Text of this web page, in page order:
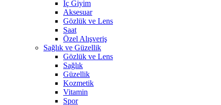
İç Giyim
Aksesuar
Gözlük ve Lens
Saat
Özel Alışveriş
Sağlık ve Güzellik
Gözlük ve Lens
Sağlık
Güzellik
Kozmetik
Vitamin
Spor